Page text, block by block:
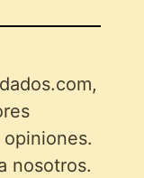
nosotros.